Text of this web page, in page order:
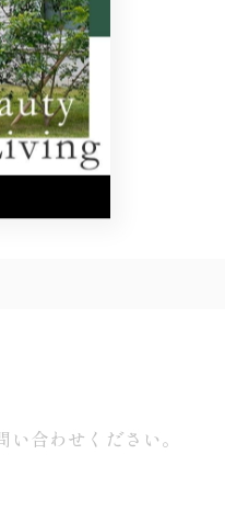
合わせください。